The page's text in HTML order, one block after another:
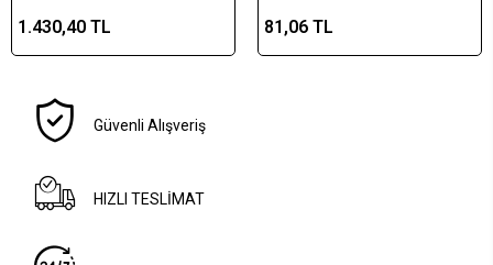
1.430,40 TL
Şişe Açacağı – Ahşap Saplı
81,06 TL
Güvenli Alışveriş
HIZLI TESLİMAT